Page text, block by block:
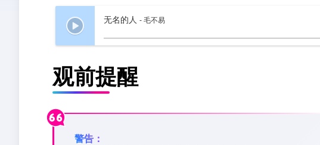
无名的人 - 毛不易
观前提醒
警告：